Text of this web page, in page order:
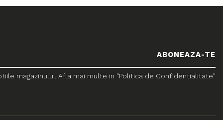
magazinului. Afla mai multe in "Politica de Confidentialitate"